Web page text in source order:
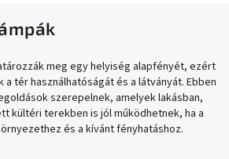
meg egy helyiség alapfényét, ezért
tér használhatóságát és a látványát. Ebben
szerepelnek, amelyek lakásban,
kültéri terekben is jól működhetnek, ha a
és a kívánt fényhatáshoz.